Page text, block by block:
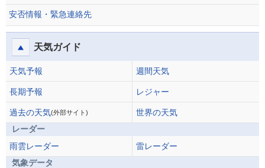
安否情報・緊急連絡先
天気ガイド
天気予報 週間天気
長期予報 レジャー
過去の天気(外部サイト)
世界の天気
レーダー
雨雲レーダー
雷レーダー
気象データ